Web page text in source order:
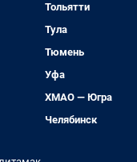
Тольятти
Тула
Тюмень
Уфа
ХМАО — Югра
Челябинск